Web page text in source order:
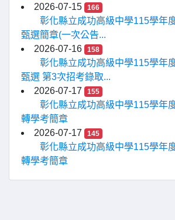
2026-07-15
166
彰化縣立成功高級中學115學年
甄選簡章(一次公告...
2026-07-16
158
彰化縣立成功高級中學115學年
甄選 第3次招考錄取...
2026-07-17
155
彰化縣立成功高級中學115學年
轉學考簡章
2026-07-17
145
彰化縣立成功高級中學115學年
轉學考簡章